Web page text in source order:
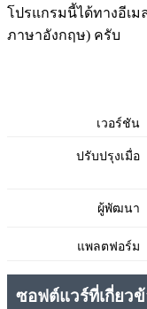
โปรแกรมนี้ได้ทางอีเมล
ภาษาอังกฤษ) ครับ
เวอร์ชัน
ปรับปรุงเมื่อ
ผู้พัฒนา
แพลตฟอร์ม
ซอฟต์แวร์ที่เกี่ยวข้